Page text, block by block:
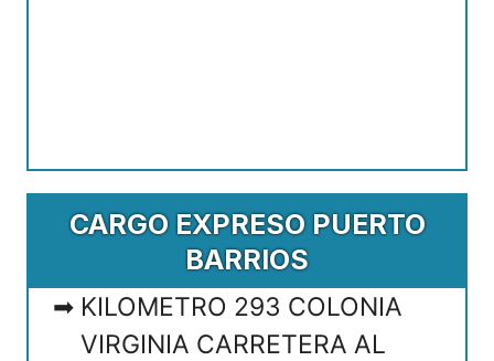
CARGO EXPRESO PUERTO
BARRIOS
KILOMETRO 293 COLONIA
VIRGINIA CARRETERA AL